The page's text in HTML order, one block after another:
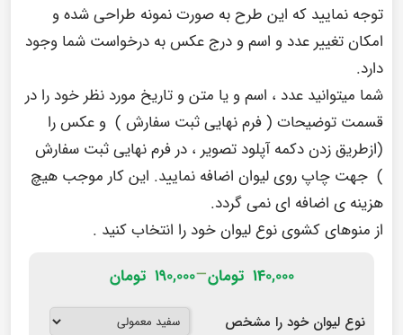
توجه نمایید که این طرح به صورت نمونه طراحی شده و
امکان تغییر عدد و اسم و درج عکس به درخواست شما وجود
دارد.
شما میتوانید عدد ، اسم و یا متن و تاریخ مورد نظر خود را در
قسمت توضیحات ( فرم نهایی ثبت سفارش ) و عکس را
(ازطریق زدن دکمه آپلود تصویر ، در فرم نهایی ثبت سفارش
) جهت چاپ روی لیوان اضافه نمایید. این کار موجب هیچ
هزینه ی اضافه ای نمی گردد.
از منوهای کشوی نوع لیوان خود را انتخاب کنید .
140,000 تومان–
190,000 تومان
نوع لیوان خود را مشخص